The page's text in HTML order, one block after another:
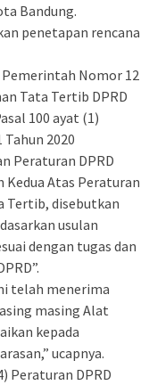
Bandung.
penetapan rencana
Pemerintah Nomor 12
Tata Tertib DPRD
100 ayat (1)
2020
Peraturan DPRD
Kedua Atas Peraturan
Tertib, disebutkan
usulan
dengan tugas dan
telah menerima
masing Alat
kepada
ucapnya.
Peraturan DPRD